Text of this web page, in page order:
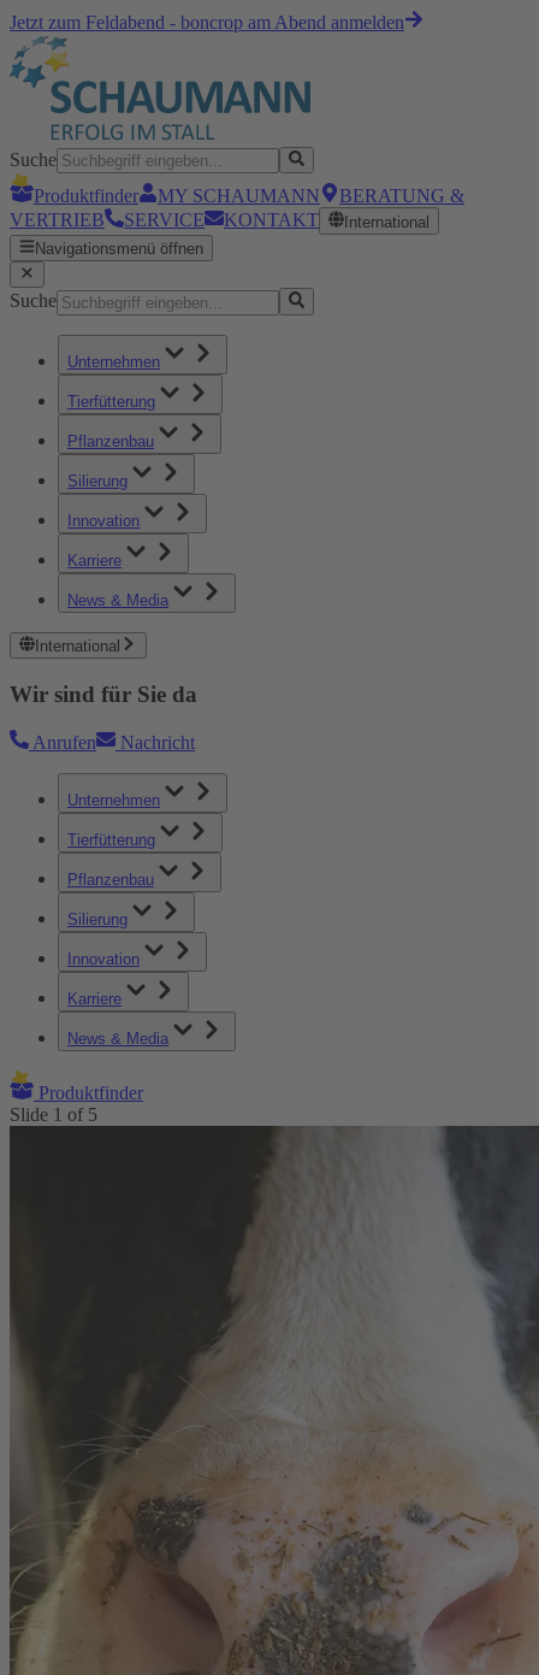
Jetzt zum Feldabend - boncrop am Abend anmelden
Suche
Produktfinder
MY SCHAUMANN
BERATUNG &
VERTRIEB
SERVICE KONTAKT
International
Navigationsmenü öffnen
Suche
Unternehmen
Tierfütterung
Pflanzenbau
Silierung
Innovation
Karriere
News & Media
International
Wir sind für Sie da
Anrufen Nachricht
Unternehmen
Tierfütterung
Pflanzenbau
Silierung
Innovation
Karriere
News & Media
Produktfinder
Slide 1 of 5